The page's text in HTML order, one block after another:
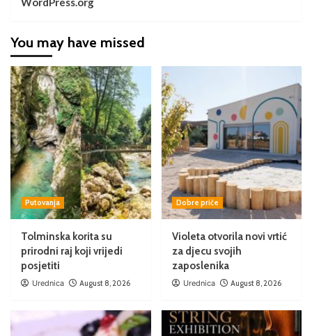
You may have missed
Putovanja
Tolminska korita su
prirodni raj koji vrijedi
posjetiti
Urednica August 8, 2026
Dobre priče
Violeta otvorila novi vrtić
za djecu svojih
zaposlenika
Urednica August 8, 2026